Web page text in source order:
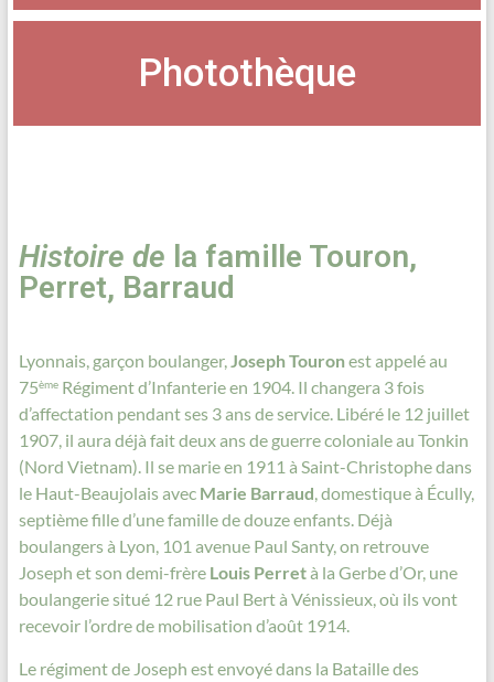
Photothèque
Histoire de la famille Touron,
Perret, Barraud
Lyonnais, garçon boulanger,Joseph Touronest appelé au
75èmeRégiment d’Infanterie en 1904. Il changera 3 fois
d’affectation pendant ses 3 ans de service. Libéré le 12 juillet
1907, il aura déjà fait deux ans de guerre coloniale au Tonkin
(Nord Vietnam). Il se marie en 1911 à Saint-Christophe dans
le Haut-Beaujolais avec Marie Barraud, domestique à Écully,
septième fille d’une famille de douze enfants. Déjà
boulangers à Lyon, 101 avenue Paul Santy, on retrouve
Joseph et son demi-frère Louis Perretà la Gerbe d’Or, une
boulangerie situé 12 rue Paul Bert à Vénissieux, où ils vont
recevoir l’ordre de mobilisation d’août 1914.
Le régiment de Joseph est envoyé dans la Bataille des